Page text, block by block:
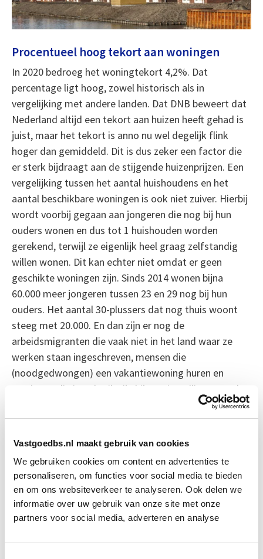
Vastgoedbs.nl maakt gebruik van cookies
We gebruiken cookies om content en advertenties te
personaliseren, om functies voor social media te bieden
en om ons websiteverkeer te analyseren. Ook delen we
informatie over uw gebruik van onze site met onze
partners voor social media, adverteren en analyse
Procentueel hoog tekort aan woningen
In 2020 bedroeg het woningtekort 4,2%. Dat
percentage ligt hoog, zowel historisch als in
vergelijking met andere landen. Dat DNB beweert dat
Nederland altijd een tekort aan huizen heeft gehad is
juist, maar het tekort is anno nu wel degelijk flink
hoger dan gemiddeld. Dit is dus zeker een factor die
er sterk bijdraagt aan de stijgende huizenprijzen. Een
vergelijking tussen het aantal huishoudens en het
aantal beschikbare woningen is ook niet zuiver. Hierbij
wordt voorbij gegaan aan jongeren die nog bij hun
ouders wonen en dus tot 1 huishouden worden
gerekend, terwijl ze eigenlijk heel graag zelfstandig
willen wonen. Dit kan echter niet omdat er geen
geschikte woningen zijn. Sinds 2014 wonen bijna
60.000 meer jongeren tussen 23 en 29 nog bij hun
ouders. Het aantal 30-plussers dat nog thuis woont
steeg met 20.000. En dan zijn er nog de
arbeidsmigranten die vaak niet in het land waar ze
werken staan ingeschreven, mensen die
(noodgedwongen) een vakantiewoning huren en
woningen die in gebruik zijn bij zorginstellingen en dus
niet beschikbaar voor ‘gewone’ huurders of kopers.
Door de huidige krapte op de woningmarkt komen
starters er niet meer aan te pas. Iemand met een
jaarinkomen van 40 mille kan nog geen 2 ton lenen
voor een hypotheek. Maar zo iemand wordt wel
verondersteld een huur van ruim boven de 1000 euro